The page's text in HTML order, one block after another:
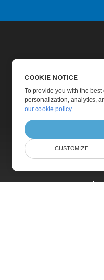
COOKIE NOTICE
To provide you with the
personalization, analytics,
our cookie policy.
CUSTOMIZE